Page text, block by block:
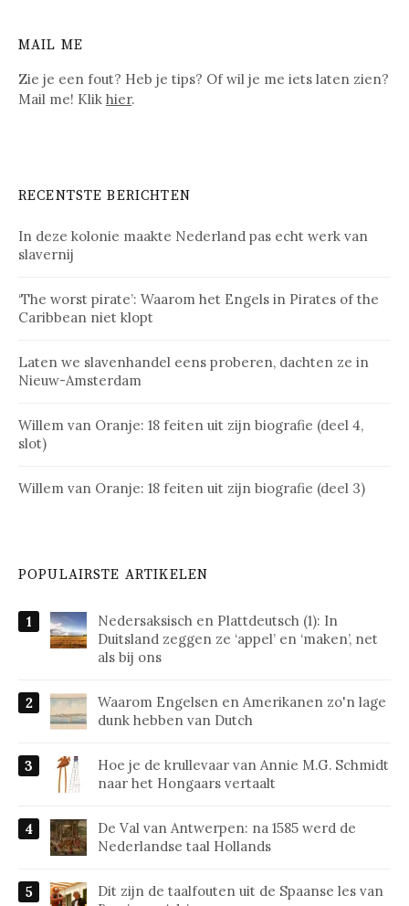
MAIL ME
Zie je een fout? Heb je tips? Of wil je me iets laten zien?
Mail me! Klik hier.
RECENTSTE BERICHTEN
In deze kolonie maakte Nederland pas echt werk van
slavernij
‘The worst pirate’: Waarom het Engels in Pirates of the
Caribbean niet klopt
Laten we slavenhandel eens proberen, dachten ze in
Nieuw-Amsterdam
Willem van Oranje: 18 feiten uit zijn biografie (deel 4,
slot)
Willem van Oranje: 18 feiten uit zijn biografie (deel 3)
POPULAIRSTE ARTIKELEN
Nedersaksisch en Plattdeutsch (1): In
Duitsland zeggen ze ‘appel’ en ‘maken’, net
als bij ons
Waarom Engelsen en Amerikanen zo'n lage
dunk hebben van Dutch
Hoe je de krullevaar van Annie M.G. Schmidt
naar het Hongaars vertaalt
De Val van Antwerpen: na 1585 werd de
Nederlandse taal Hollands
Dit zijn de taalfouten uit de Spaanse les van